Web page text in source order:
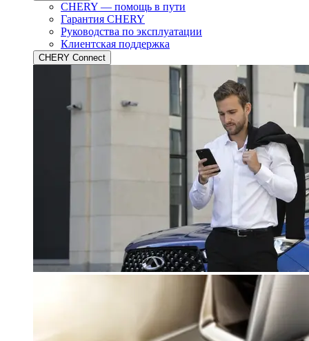
CHERY — помощь в пути
Гарантия CHERY
Руководства по эксплуатации
Клиентская поддержка
CHERY Connect